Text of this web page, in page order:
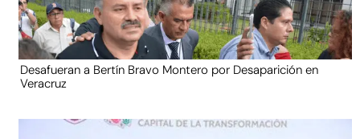
Desafueran a Bertín Bravo Montero por Desaparición en
Veracruz